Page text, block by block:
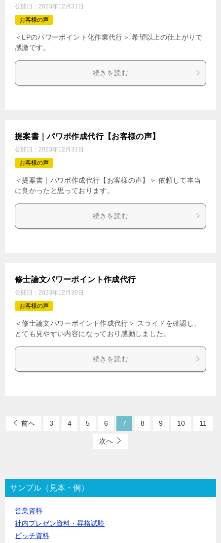
公開日： 2023年12月31日
お客様の声
＜LPのパワーポイント化作業代行＞ 希望以上の仕上がりで
感激です。
続きを読む
提案書｜パワポ作成代行【お客様の声】
公開日： 2023年12月31日
お客様の声
＜提案書｜パワポ作成代行【お客様の声】＞ 依頼して本当
に良かったと思っております。
続きを読む
修士論文パワーポイント作成代行
公開日： 2023年12月30日
お客様の声
＜修士論文パワーポイント作成代行＞ スライドを確認し、
とても見やすい内容になっており感動しました。
続きを読む
前へ 3 4 5 6 7 8 9 10 11
次へ
サンプル（見本・例）
営業資料
社内プレゼン資料・昇格試験
ピッチ資料